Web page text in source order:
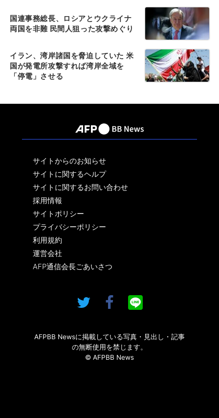
国連事務総長、ロシアとウクライナ
両国を非難 民間人狙った攻撃めぐり
イラン、湾岸諸国を脅迫していた 米
国が発電所攻撃すれば湾岸全域を
「停電」させる
サイトからのお知らせ
サイトに関するヘルプ
サイトに関するお問い合わせ
採用情報
サイトポリシー
プライバシーポリシー
利用規約
運営会社
AFP通信会長ごあいさつ
AFPBB Newsに掲載している写真・見出し・記事
の無断使用を禁じます。
© AFPBB News